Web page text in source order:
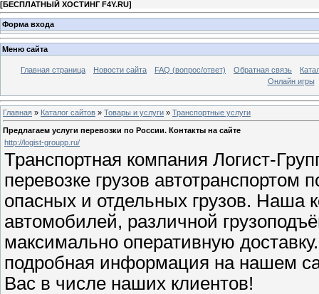
[БЕСПЛАТНЫЙ ХОСТИНГ F4Y.RU]
Форма входа
Меню сайта
Главная страница Новости сайта FAQ (вопрос/ответ) Обратная связь
Онлайн игры
Главная » Каталог сайтов » Товары и услуги » Транспортные услуги
Предлагаем услуги перевозки по России. Контакты на сайте
http://logist-groupp.ru/
Транспортная компания Логист-
перевозке грузов
опасных и отдельных грузов. Наша
автомобилей, различной
максимально оперативную
подробная информация на нашем
Вас в числе наших клиентов!